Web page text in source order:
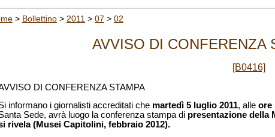
> Bollettino > 2011 > 07 > 02
AVVISO DI CONFERENZA
[B0416]
DI CONFERENZA STAMPA
informano i giornalisti accreditati che martedì 5 luglio 2011, alle ore
Sede, avrà luogo la conferenza stampa di presentazione della
rivela (Musei Capitolini, febbraio 2012).